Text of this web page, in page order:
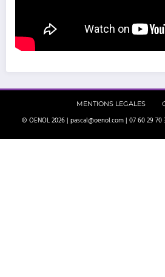
MENTIONS LEGALES
© OENOL 2026 | pascal@oenol.com | 07 60 29 70